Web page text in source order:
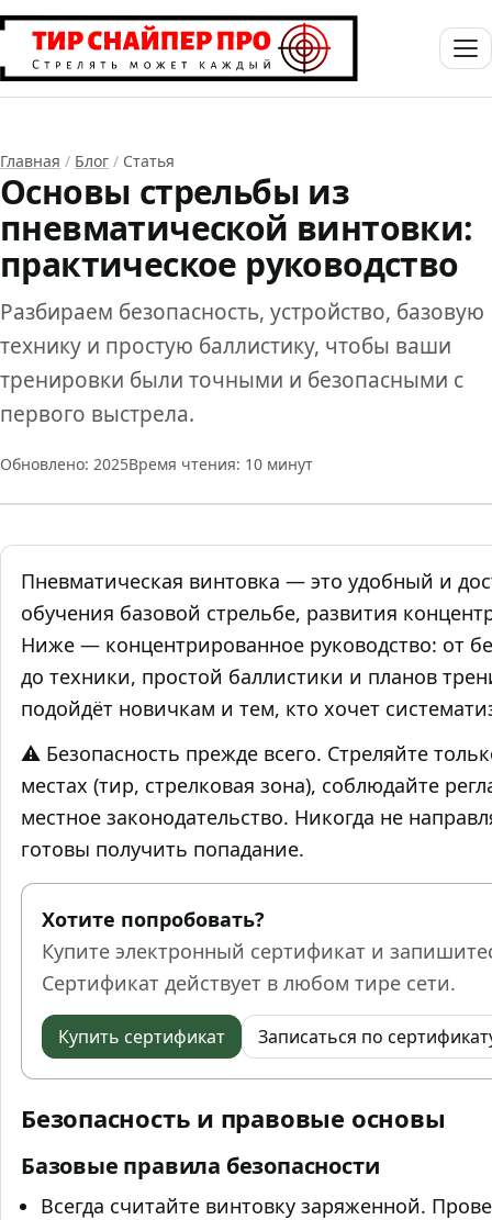
Главная / Блог / Статья
Основы стрельбы из
пневматической винтовки:
практическое руководство
Разбираем безопасность, устройство, базовую
технику и простую баллистику, чтобы ваши
тренировки были точными и безопасными с
первого выстрела.
Обновлено: 2025Время чтения: 10 минут
Пневматическая винтовка — это удобный и
обучения базовой стрельбе, развития
Ниже — концентрированное руководство: от
до техники, простой баллистики и планов
подойдёт новичкам и тем, кто хочет
⚠️ Безопасность прежде всего. Стреляйте
местах (тир, стрелковая зона), соблюдайте
местное законодательство. Никогда не
готовы получить попадание.
Хотите попробовать?
Купите электронный сертификат и
Сертификат действует в любом тире сети.
Купить сертификат Записаться по
Безопасность и правовые основы
Базовые правила безопасности
Всегда считайте винтовку заряженной.